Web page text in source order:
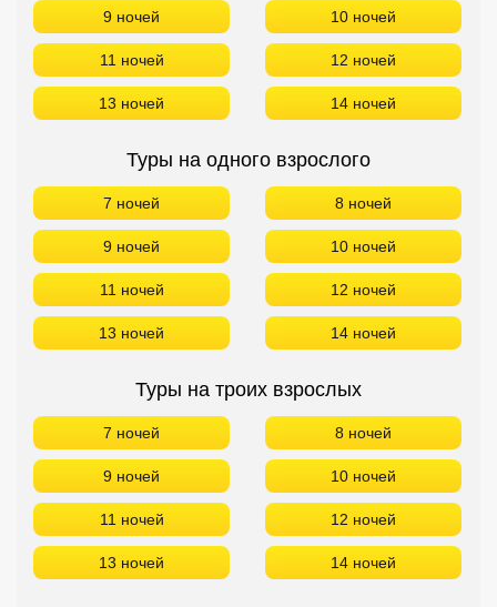
9 ночей 10 ночей
11 ночей 12 ночей
13 ночей 14 ночей
Туры на одного взрослого
7 ночей 8 ночей
9 ночей 10 ночей
11 ночей 12 ночей
13 ночей 14 ночей
Туры на троих взрослых
7 ночей 8 ночей
9 ночей 10 ночей
11 ночей 12 ночей
13 ночей 14 ночей
Экскурсионные туры
VIP отели 5 звезд
ТОП 10 лучших отелей 5*
ТОП 10 недорогих отелей
Лучшие отели 4* звезды
Недорогие отели 4*
звезды
Недорогие отели 3*
звезды
Сетевые отели Турции
Сетевые отели Египта
Сетевые отели ОАЭ